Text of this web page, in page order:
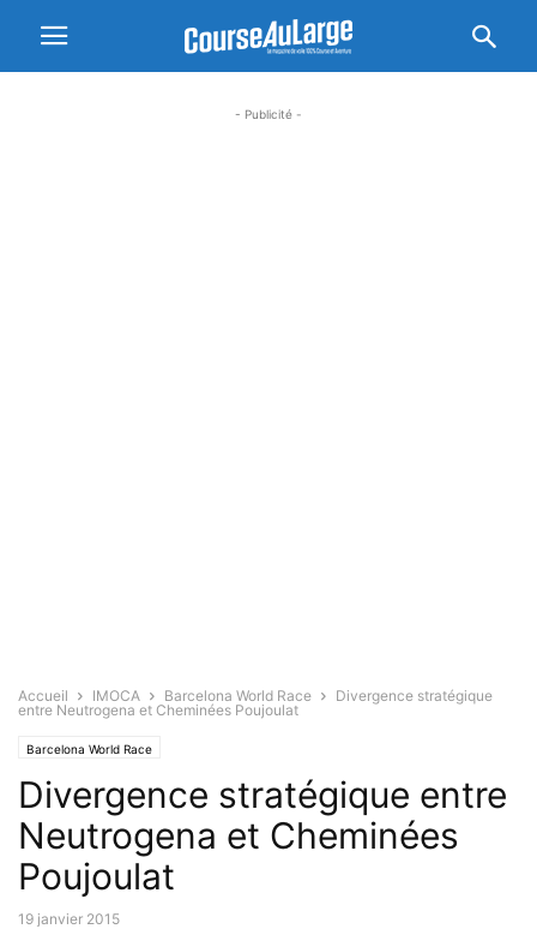
- Publicité -
Accueil IMOCA Barcelona World Race
Divergence stratégique
entre Neutrogena et Cheminées Poujoulat
Barcelona World Race
Divergence stratégique entre
Neutrogena et Cheminées
Poujoulat
19 janvier 2015